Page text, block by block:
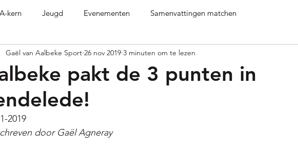
A-kern Jeugd Evenementen Samenvattingen matchen
pakt de 3 punten in
Gaël van Aalbeke Sport 26 nov 2019 3 minuten om te lezen
2019
door Gaël Agneray